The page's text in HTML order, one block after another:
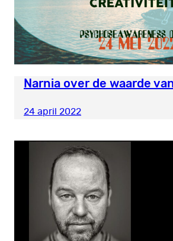
Narnia over de waarde
24 april 2022